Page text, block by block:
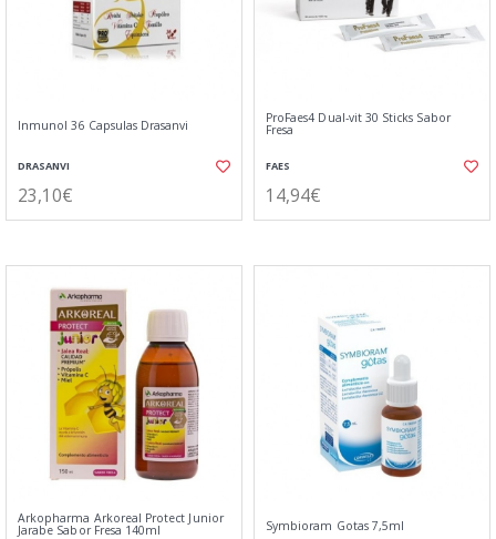
Inmunol 36 Capsulas Drasanvi
DRASANVI
23,10€
ProFaes4 Dual-vit 30 Sticks Sabor
Fresa
FAES
14,94€
Arkopharma Arkoreal Protect Junior
Jarabe Sabor Fresa 140ml Symbioram Gotas 7,5ml